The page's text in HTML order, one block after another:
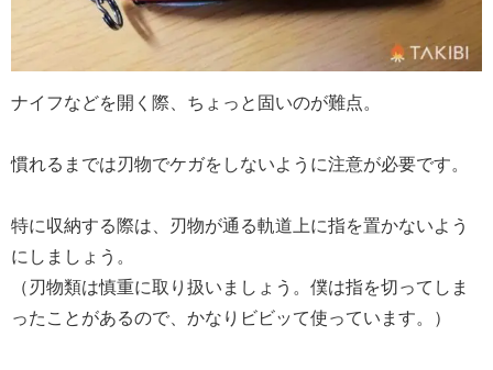
ナイフなどを開く際、ちょっと固いのが難点。
慣れるまでは刃物でケガをしないように注意が必要です。
特に収納する際は、刃物が通る軌道上に指を置かないよう
にしましょう。
（刃物類は慎重に取り扱いましょう。僕は指を切ってしま
ったことがあるので、かなりビビッて使っています。）